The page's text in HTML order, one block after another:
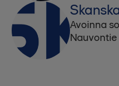
Avoinna
Nauvontie